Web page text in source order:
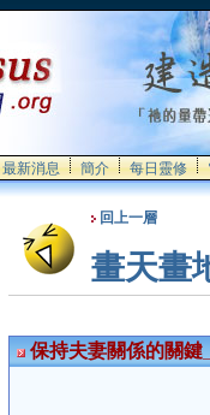
最新消息 簡介 每日靈修
回上一層
畫天畫
保持夫妻關係的關鍵